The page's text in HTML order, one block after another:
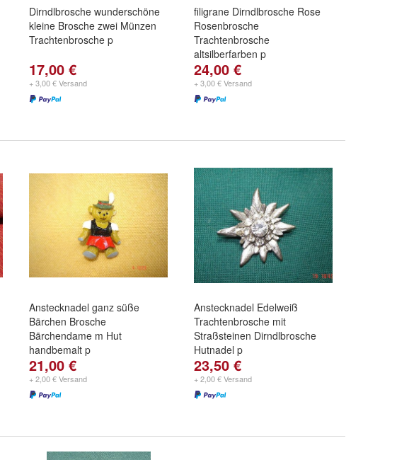
Dirndlbrosche wunderschöne
kleine Brosche zwei Münzen
Trachtenbrosche p
17,00 €
+ 3,00 € Versand
filigrane Dirndlbrosche Rose
Rosenbrosche
Trachtenbrosche
altsilberfarben p
24,00 €
+ 3,00 € Versand
Anstecknadel ganz süße
Bärchen Brosche
Bärchendame m Hut
handbemalt p
21,00 €
+ 2,00 € Versand
Anstecknadel Edelweiß
Trachtenbrosche mit
Straßsteinen Dirndlbrosche
Hutnadel p
23,50 €
+ 2,00 € Versand